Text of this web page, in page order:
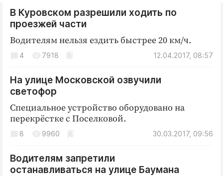
В Куровском разрешили ходить по
проезжей части
Водителям нельзя ездить быстрее 20 км/ч.
12.04.2017, 08:57
4 7918
На улице Московской озвучили
светофор
Специальное устройство оборудовано на
перекрёстке с Поселковой.
30.03.2017, 09:56
8 9960
Водителям запретили
останавливаться на улице Баумана